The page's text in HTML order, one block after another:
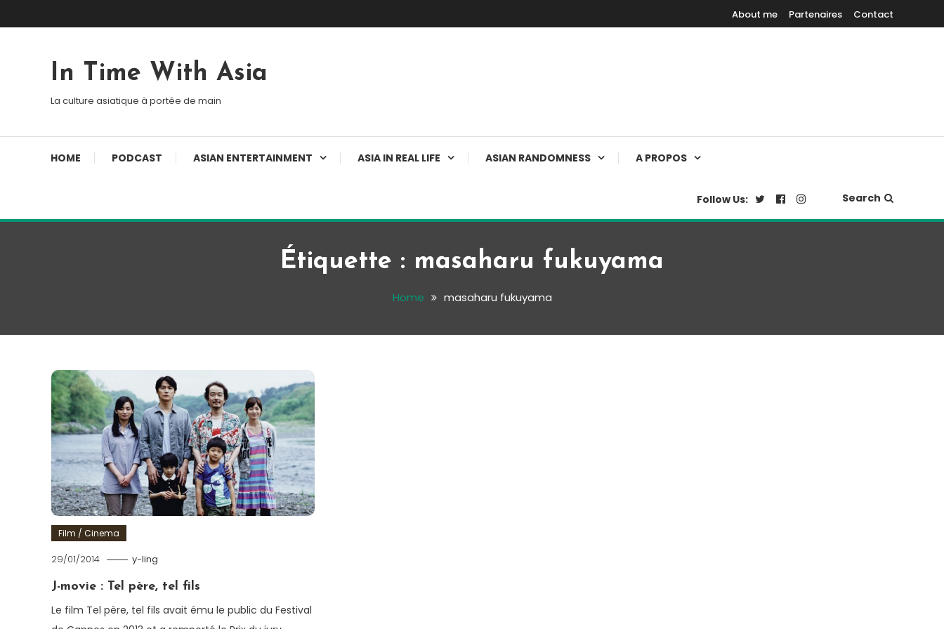
About me Partenaires Contact
In Time With Asia
La culture asiatique à portée de main
HOME PODCAST ASIAN ENTERTAINMENT ASIA IN REAL LIFE ASIAN RANDOMNESS A PROPOS
Follow Us: Search
Étiquette : masaharu fukuyama
Home masaharu fukuyama
Film / Cinema
29/01/2014 y-ling
J-movie : Tel père, tel fils
Le film Tel père, tel fils avait ému le public du Festival